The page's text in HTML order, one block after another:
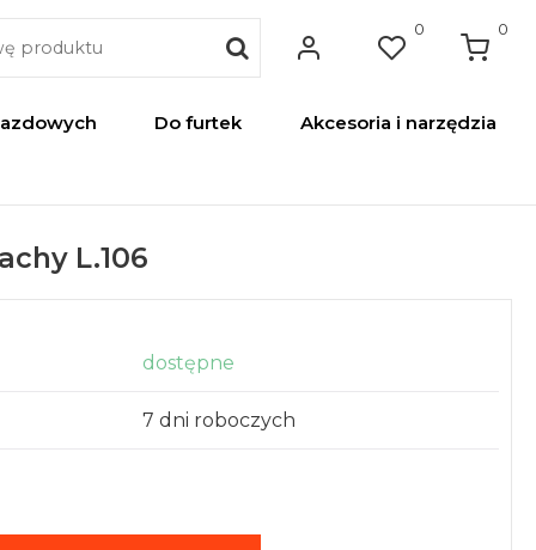
0 0
Do furtek Akcesoria i narzędzia
L.106
dostępne
7 dni roboczych